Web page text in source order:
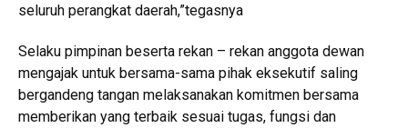
seluruh perangkat daerah,”tegasnya
Selaku pimpinan beserta rekan – rekan anggota dewan
mengajak untuk bersama-sama pihak eksekutif saling
bergandeng tangan melaksanakan komitmen bersama
memberikan yang terbaik sesuai tugas, fungsi dan